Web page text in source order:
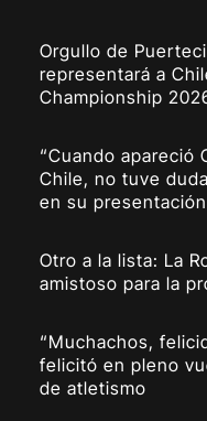
Orgullo de
representará a
Championship
“Cuando apareció
Chile, no tuve
en su
Otro a la lista: La
amistoso para la
“Muchachos,
felicitó en pleno
de atletismo